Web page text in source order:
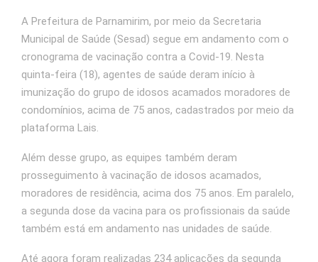
A Prefeitura de Parnamirim, por meio da Secretaria
Municipal de Saúde (Sesad) segue em andamento com o
cronograma de vacinação contra a Covid-19. Nesta
quinta-feira (18), agentes de saúde deram início à
imunização do grupo de idosos acamados moradores de
condomínios, acima de 75 anos, cadastrados por meio da
plataforma Lais.
Além desse grupo, as equipes também deram
prosseguimento à vacinação de idosos acamados,
moradores de residência, acima dos 75 anos. Em paralelo,
a segunda dose da vacina para os profissionais da saúde
também está em andamento nas unidades de saúde.
Até agora foram realizadas 234 aplicações da segunda